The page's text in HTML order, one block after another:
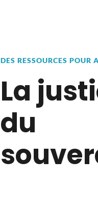
DES RESSOURCES POUR
La
du